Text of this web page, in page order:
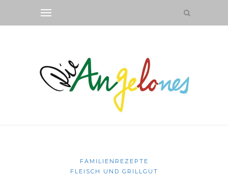
FAMILIENREZEPTE
FLEISCH UND GRILLGUT